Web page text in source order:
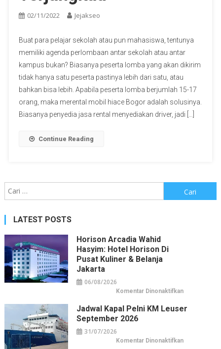
02/11/2022 Jejakseo
Buat para pelajar sekolah atau pun mahasiswa, tentunya
memiliki agenda perlombaan antar sekolah atau antar
kampus bukan? Biasanya peserta lomba yang akan dikirim
tidak hanya satu peserta pastinya lebih dari satu, atau
bahkan bisa lebih. Apabila peserta lomba berjumlah 15-17
orang, maka merental mobil hiace Bogor adalah solusinya.
Biasanya penyedia jasa rental menyediakan driver, jadi […]
Continue Reading
untuk:
LATEST POSTS
Horison Arcadia Wahid
Hasyim: Hotel Horison Di
Pusat Kuliner & Belanja
Jakarta
06/08/2026
Komentar Dinonaktifkanpada
Wahid
Kuliner
Jadwal Kapal Pelni KM Leuser
September 2026
31/07/2026
Komentar Dinonaktifkanpada